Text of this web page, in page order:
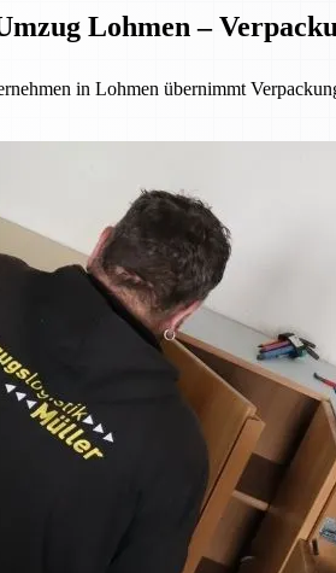
Lohmen –
in Lohmen übernimmt